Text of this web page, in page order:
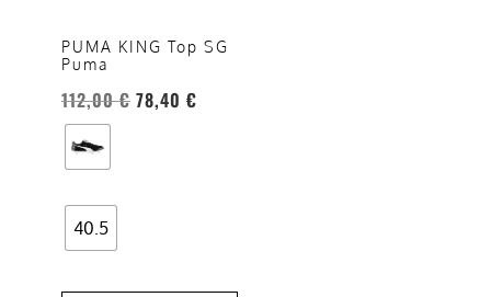
PUMA KING Top SG
Puma
112,00€ 78,40 €
40.5
opzioni
possono
essere
scelte
nella
del
prodotto